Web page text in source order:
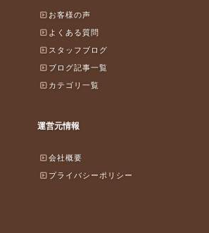
お客様の声
よくある質問
スタッフブログ
ブログ記事一覧
カテゴリ一覧
運営元情報
会社概要
プライバシーポリシー